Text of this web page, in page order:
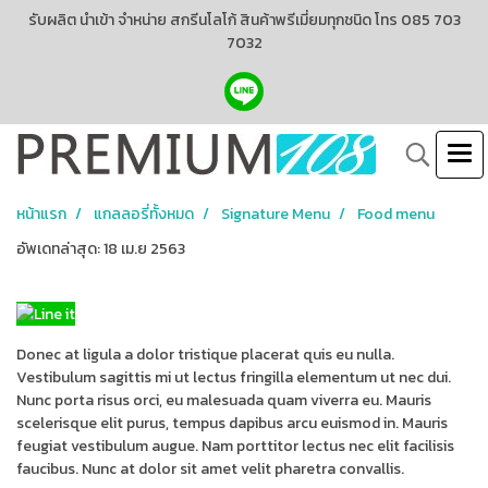
รับผลิต นำเข้า จำหน่าย สกรีนโลโก้ สินค้าพรีเมี่ยมทุกชนิด โทร 085 703
7032
หน้าแรก แกลลอรี่ทั้งหมด Signature Menu
Food menu
อัพเดทล่าสุด: 18 เม.ย 2563
Donec at ligula a dolor tristique placerat quis eu nulla.
Vestibulum sagittis mi ut lectus fringilla elementum ut nec dui.
Nunc porta risus orci, eu malesuada quam viverra eu. Mauris
scelerisque elit purus, tempus dapibus arcu euismod in. Mauris
feugiat vestibulum augue. Nam porttitor lectus nec elit facilisis
faucibus. Nunc at dolor sit amet velit pharetra convallis.